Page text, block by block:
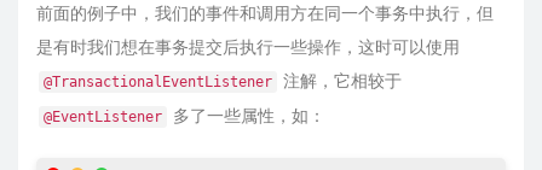
前面的例子中，我们的事件和调用方在同一个事务中执行，但
是有时我们想在事务提交后执行一些操作，这时可以使用
@TransactionalEventListener 注解，它相较于
@EventListener 多了一些属性，如：